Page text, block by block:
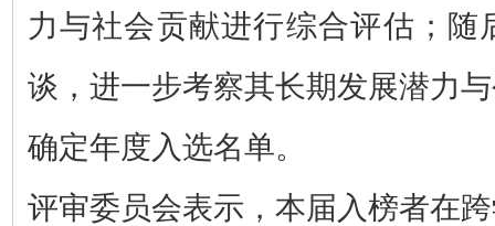
力与社会贡献进行综合评估；随
谈，进一步考察其长期发展潜力
确定年度入选名单。
评审委员会表示，本届入榜者在